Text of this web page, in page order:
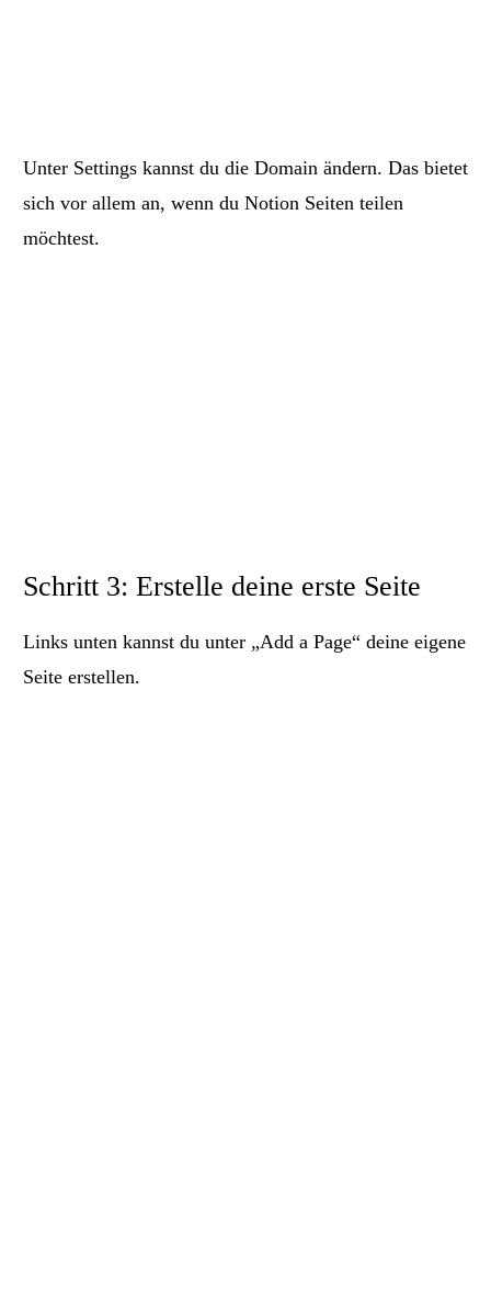
Unter Settings kannst du die Domain ändern. Das bietet
sich vor allem an, wenn du Notion Seiten teilen
möchtest.
Schritt 3: Erstelle deine erste Seite
Links unten kannst du unter „Add a Page“ deine eigene
Seite erstellen.